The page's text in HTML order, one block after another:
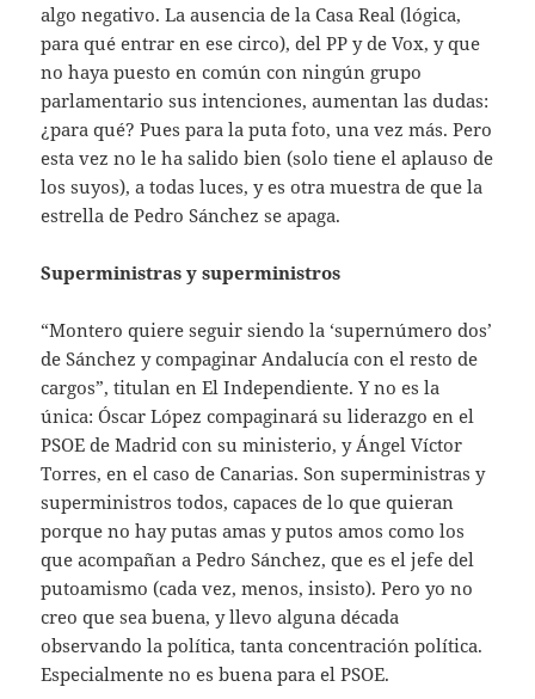
algo negativo. La ausencia de la Casa Real (lógica,
para qué entrar en ese circo), del PP y de Vox, y que
no haya puesto en común con ningún grupo
parlamentario sus intenciones, aumentan las dudas:
¿para qué? Pues para la puta foto, una vez más. Pero
esta vez no le ha salido bien (solo tiene el aplauso de
los suyos), a todas luces, y es otra muestra de que la
estrella de Pedro Sánchez se apaga.
Superministras y superministros
“Montero quiere seguir siendo la ‘supernúmero dos’
de Sánchez y compaginar Andalucía con el resto de
cargos”, titulan en El Independiente. Y no es la
única: Óscar López compaginará su liderazgo en el
PSOE de Madrid con su ministerio, y Ángel Víctor
Torres, en el caso de Canarias. Son superministras y
superministros todos, capaces de lo que quieran
porque no hay putas amas y putos amos como los
que acompañan a Pedro Sánchez, que es el jefe del
putoamismo (cada vez, menos, insisto). Pero yo no
creo que sea buena, y llevo alguna década
observando la política, tanta concentración política.
Especialmente no es buena para el PSOE.